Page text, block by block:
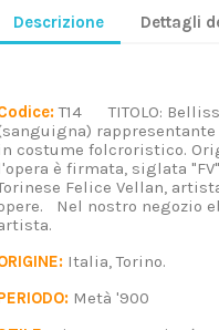
Descrizione Dettagli
T14 TITOLO:
costume folcroristico.
è firmata, siglata
Felice Vellan,
Nel nostro negozio
Italia, Torino.
Metà '900